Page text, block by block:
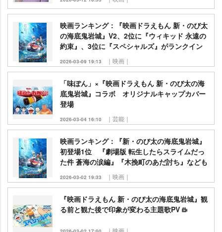
映画ランキング：『映画ドラえもん 新・のび太
の海底鬼岩城』V2、2位に『ウィキッド 永遠の
約束』、3位に『スペシャルズ』がランクイン
2026-03-09 19:13 ｜映画｜
「味ぽん」×『映画ドラえもん 新・のび太の海
底鬼岩城』コラボ オリジナルキャップカバー
登場
2026-03-04 16:10 ｜芸能｜
映画ランキング：『新・のび太の海底鬼岩城』
初登場1位 『劇場版 転生したらスライムだっ
た件 蒼海の涙編』『木挽町のあだ討ち』なども
2026-03-02 19:33 ｜映画｜
『映画ドラえもん 新・のび太の海底鬼岩城』観
る前と観た後で印象が変わる主題歌PV
｜映画｜